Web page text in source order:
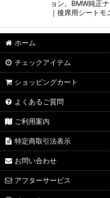
ョン。BMW純正
｜後席用シート
ホーム
チェックアイテム
ショッピングカート
よくあるご質問
ご利用案内
特定商取引法表示
お問い合わせ
アフターサービス